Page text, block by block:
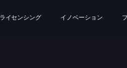
イセンシング イノベーション